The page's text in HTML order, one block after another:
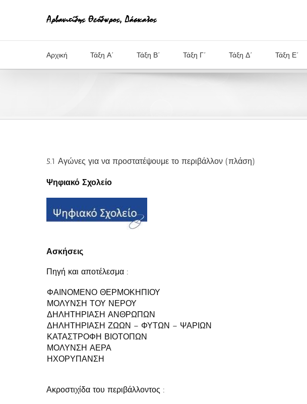
Αρχική Τάξη Α΄ Τάξη Β΄ Τάξη Γ΄ Τάξη Δ΄ Τάξη Ε΄
5.1 Αγώνες για να προστατέψουμε το περιβάλλον (πλάση)
Ψηφιακό Σχολείο
Ασκήσεις
Πηγή και αποτέλεσμα :
ΦΑΙΝΟΜΕΝΟ ΘΕΡΜΟΚΗΠΙΟΥ
ΜΟΛΥΝΣΗ ΤΟΥ ΝΕΡΟΥ
ΔΗΛΗΤΗΡΙΑΣΗ ΑΝΘΡΩΠΩΝ
ΔΗΛΗΤΗΡΙΑΣΗ ΖΩΩΝ – ΦΥΤΩΝ – ΨΑΡΙΩΝ
ΚΑΤΑΣΤΡΟΦΗ ΒΙΟΤΟΠΩΝ
ΜΟΛΥΝΣΗ ΑΕΡΑ
ΗΧΟΡΥΠΑΝΣΗ
Ακροστιχίδα του περιβάλλοντος :